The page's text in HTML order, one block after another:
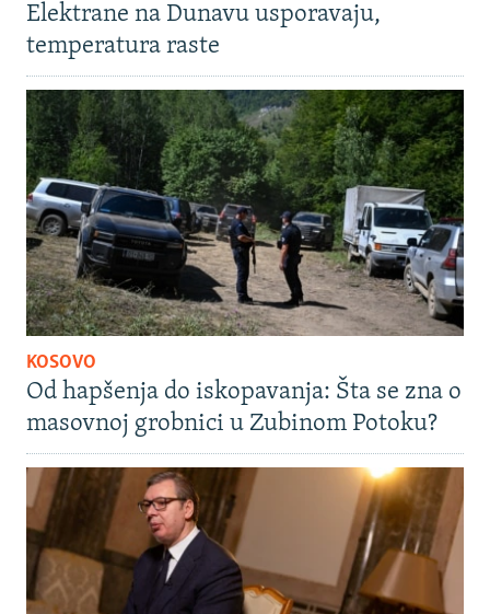
Elektrane na Dunavu usporavaju,
temperatura raste
KOSOVO
Od hapšenja do iskopavanja: Šta se zna o
masovnoj grobnici u Zubinom Potoku?